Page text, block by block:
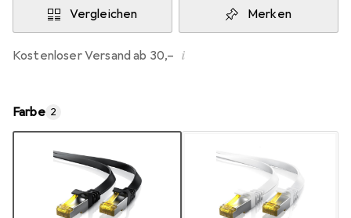
Vergleichen Merken
Kostenloser Versand ab 30,– i
Farbe 2